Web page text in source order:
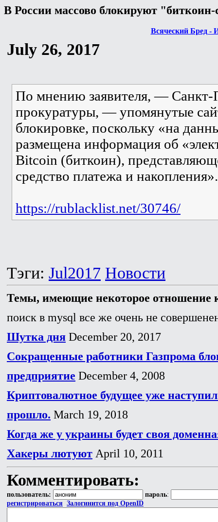
В России массово блокируют
Всяческий Бред -
July 26, 2017
По мнению заявителя, — Санкт-
прокуратуры, — упомянутые
блокировке, поскольку «на
размещена информация об
Bitcoin (биткоин),
средство платежа и накопления».
https://rublacklist.net/30746/
Тэги: Jul2017 Новости
Темы, имеющие некоторое отношение
поиск в mysql все же очень не
Шутка дня December 20, 2017
Сокращенные работники Газпрома
предприятие December 4, 2008
Криптовалютное будущее уже
прошло. March 19, 2018
Когда же у украины будет своя
Хакеры лютуют April 10, 2011
Комментировать:
пользователь: пароль:
регистрироваться Залогинится под OpenID